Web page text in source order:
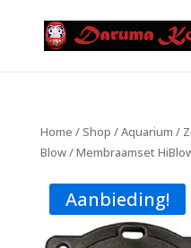
Home /Shop /Aquarium /
Blow/ Membraamset
Aanbieding!